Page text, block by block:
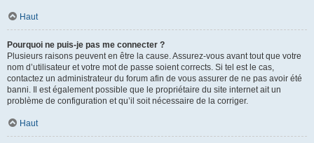
Haut
Pourquoi ne puis-je pas me connecter ?
Plusieurs raisons peuvent en être la cause. Assurez-vous avant tout que votre
nom d’utilisateur et votre mot de passe soient corrects. Si tel est le cas,
contactez un administrateur du forum afin de vous assurer de ne pas avoir été
banni. Il est également possible que le propriétaire du site internet ait un
problème de configuration et qu’il soit nécessaire de la corriger.
Haut